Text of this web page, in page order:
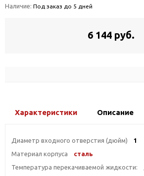
Наличие: Под заказ до 5 дней
6 144 руб.
Характеристики Описание
Диаметр входного отверстия (дюйм)
1
Материал корпуса
сталь
Температура перекачиваемой жидкости: